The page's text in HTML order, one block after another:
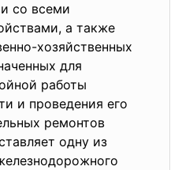
со всеми
а также
хозяйственных
для
работы
и проведения его
ремонтов
одну из